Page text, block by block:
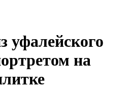
уфалейского
на